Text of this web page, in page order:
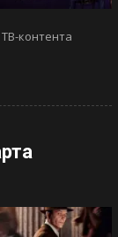
контента